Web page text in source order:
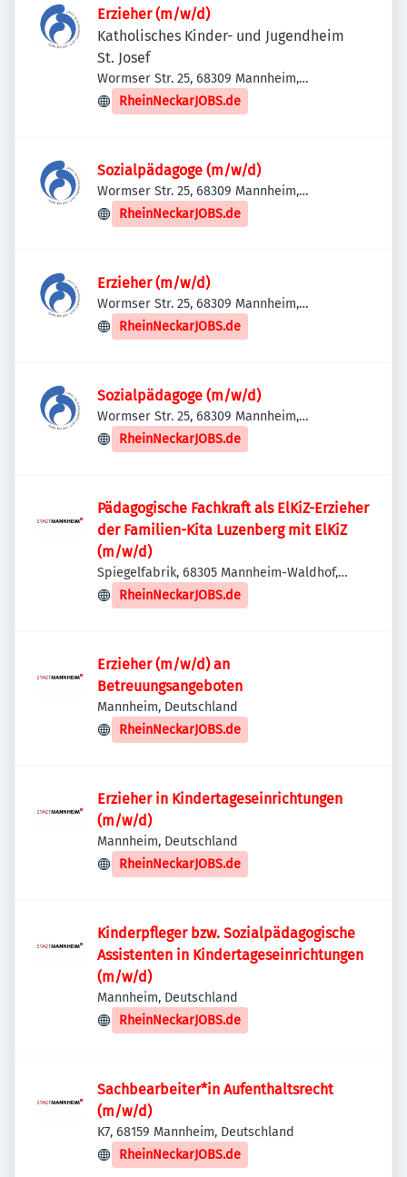
Erzieher (m/w/d)
Katholisches Kinder- und Jugendheim
St. Josef
Wormser Str. 25, 68309 Mannheim,
Deutschland
RheinNeckarJOBS.de
Sozialpädagoge (m/w/d)
Wormser Str. 25, 68309 Mannheim,
Deutschland
RheinNeckarJOBS.de
Erzieher (m/w/d)
Wormser Str. 25, 68309 Mannheim,
Deutschland
RheinNeckarJOBS.de
Sozialpädagoge (m/w/d)
Wormser Str. 25, 68309 Mannheim,
Deutschland
RheinNeckarJOBS.de
Pädagogische Fachkraft als ElKiZ-Erzieher
der Familien-Kita Luzenberg mit ElKiZ
(m/w/d)
Spiegelfabrik, 68305 Mannheim-Waldhof,
Deutschland
RheinNeckarJOBS.de
Erzieher (m/w/d) an
Betreuungsangeboten
Mannheim, Deutschland
RheinNeckarJOBS.de
Erzieher in Kindertageseinrichtungen
(m/w/d)
Mannheim, Deutschland
RheinNeckarJOBS.de
Kinderpfleger bzw. Sozialpädagogische
Assistenten in Kindertageseinrichtungen
(m/w/d)
Mannheim, Deutschland
RheinNeckarJOBS.de
Sachbearbeiter*in Aufenthaltsrecht
(m/w/d)
K7, 68159 Mannheim, Deutschland
RheinNeckarJOBS.de